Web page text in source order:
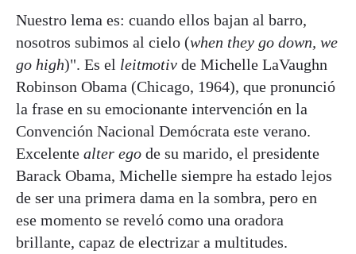
Nuestro lema es: cuando ellos bajan al barro,
nosotros subimos al cielo (when they go down, we
go high)". Es el leitmotiv de Michelle LaVaughn
Robinson Obama (Chicago, 1964), que pronunció
la frase en su emocionante intervención en la
Convención Nacional Demócrata este verano.
Excelente alter ego de su marido, el presidente
Barack Obama, Michelle siempre ha estado lejos
de ser una primera dama en la sombra, pero en
ese momento se reveló como una oradora
brillante, capaz de electrizar a multitudes.